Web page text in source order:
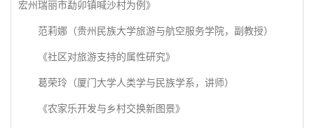
宏州瑞丽市勐卯镇喊沙村为例》
范莉娜（贵州民族大学旅游与航空服务学院，副教授）
《社区对旅游支持的属性研究》
葛荣玲（厦门大学人类学与民族学系，讲师）
《农家乐开发与乡村交换新图景》